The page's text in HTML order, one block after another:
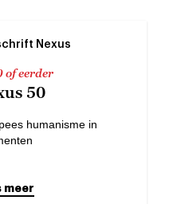
Nexus
of eerder
50
humanisme in
meer